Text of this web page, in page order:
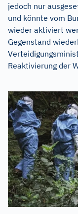
jedoch nur
und könnte vom
wieder aktiviert
Gegenstand
Reaktivierung der